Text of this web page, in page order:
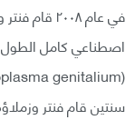
في عام
اصطناعي كامل الطول
سنتين قام فنتر